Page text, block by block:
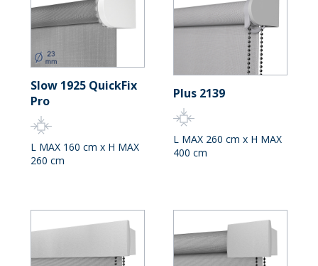
Slow 1925 QuickFix
Pro
L MAX 160 cm x H MAX
260 cm
Plus 2139
L MAX 260 cm x H MAX
400 cm